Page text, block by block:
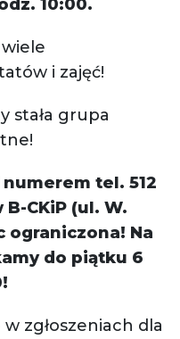
10:00.
i zajęć!
stała grupa
tel. 512
CKiP (ul. W.
ograniczona! Na
do piątku 6
zgłoszeniach dla